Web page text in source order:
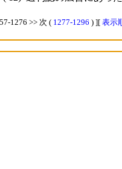
1276 >> 次 ( 1277-1296 ) ][ 表示